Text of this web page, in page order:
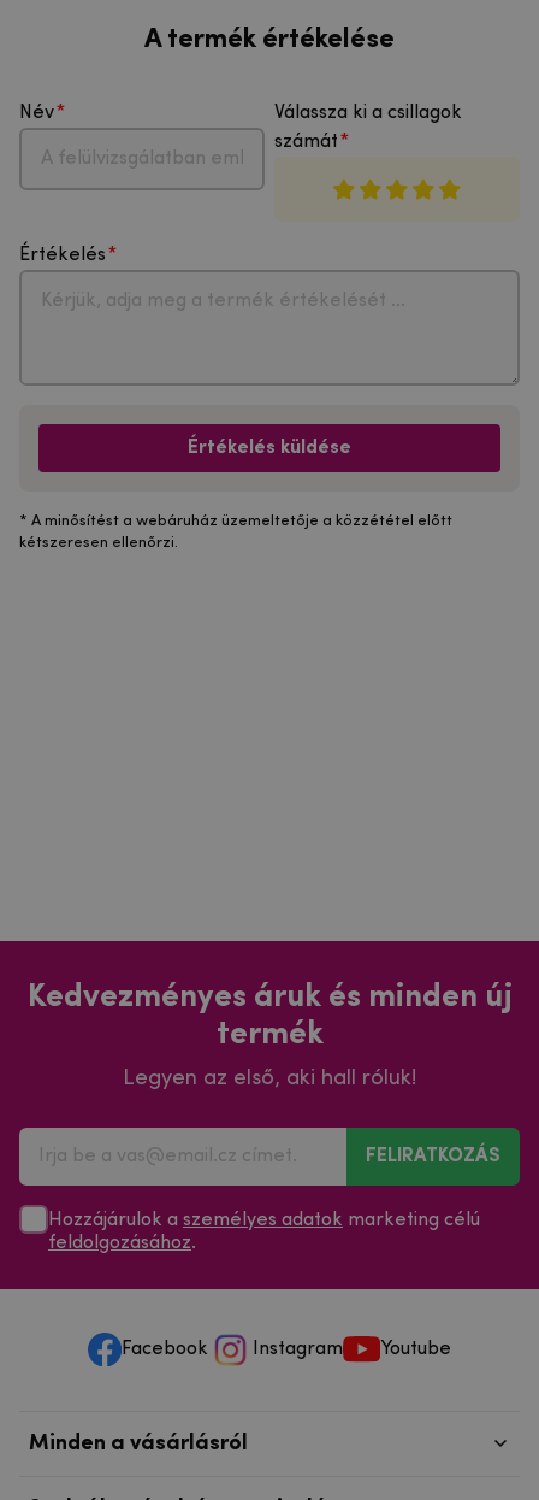
A termék értékelése
Név
Válassza ki a csillagok
számát
Értékelés
Értékelés küldése
* A minősítést a webáruház üzemeltetője a közzététel előtt
kétszeresen ellenőrzi.
Kedvezményes áruk és minden új
termék
Legyen az első, aki hall róluk!
FELIRATKOZÁS
Hozzájárulok a személyes adatok marketing célú
feldolgozásához.
Facebook Instagram Youtube
Minden a vásárlásról